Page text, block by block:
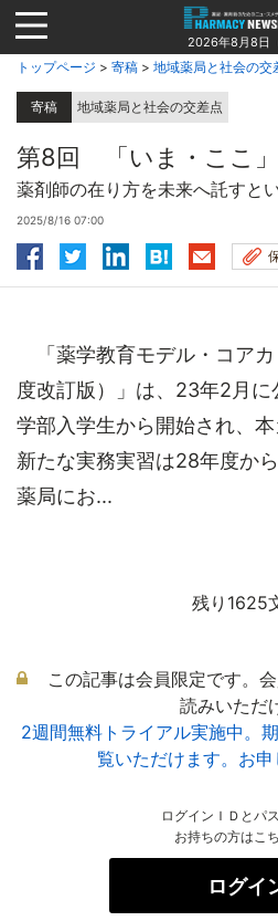
Jump
to
navigation
2026年8月8日（
トップページ > 寄稿 > 地域薬局と社会の交
寄稿 地域薬局と社会の交差点
第8回 「いま・ここ」
薬剤師の在り方を未来へ託すと
2025/8/16 07:00
「薬学教育モデル・コア
度改訂版）」は、23年2月
学部入学生から開始され、
新たな実務実習は28年度か
薬局にお...
残り1625
この記事は会員限定です。
読みいただ
2週間無料トライアル実施中。
覧いただけます。お
ログインＩＤとパ
お持ちの方はこ
ログイ